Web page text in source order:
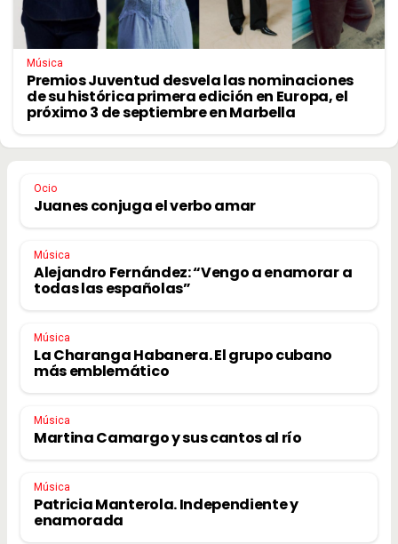
Música
Premios Juventud desvela las nominaciones
de su histórica primera edición en Europa, el
próximo 3 de septiembre en Marbella
Ocio
Juanes conjuga el verbo amar
Música
Alejandro Fernández: “Vengo a enamorar a
todas las españolas”
Música
La Charanga Habanera. El grupo cubano
más emblemático
Música
Martina Camargo y sus cantos al río
Música
Patricia Manterola. Independiente y
enamorada